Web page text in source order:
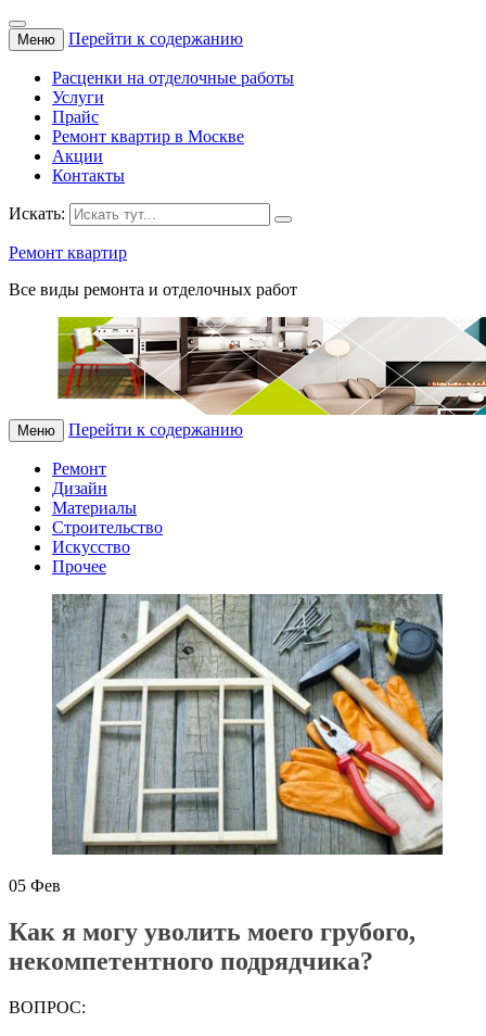
Меню Перейти к содержанию
Расценки на отделочные работы
Услуги
Прайс
Ремонт квартир в Москве
Акции
Контакты
Искать:
Ремонт квартир
Все виды ремонта и отделочных работ
Меню Перейти к содержанию
Ремонт
Дизайн
Материалы
Строительство
Искусство
Прочее
05 Фев
Как я могу уволить моего грубого,
некомпетентного подрядчика?
ВОПРОС: